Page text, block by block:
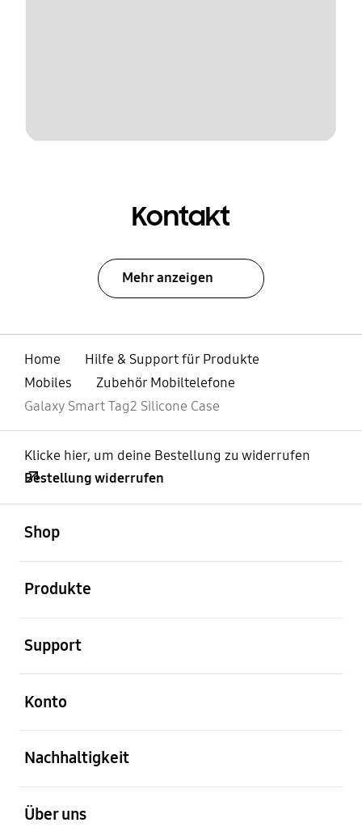
Kontakt
Mehr anzeigen
Home
Hilfe & Support für Produkte
Mobiles
Zubehör Mobiltelefone
Galaxy Smart Tag2 Silicone Case
Klicke hier, um deine Bestellung zu widerrufen
Bestellung widerrufen
Shop
Produkte
Support
Konto
Nachhaltigkeit
Über uns